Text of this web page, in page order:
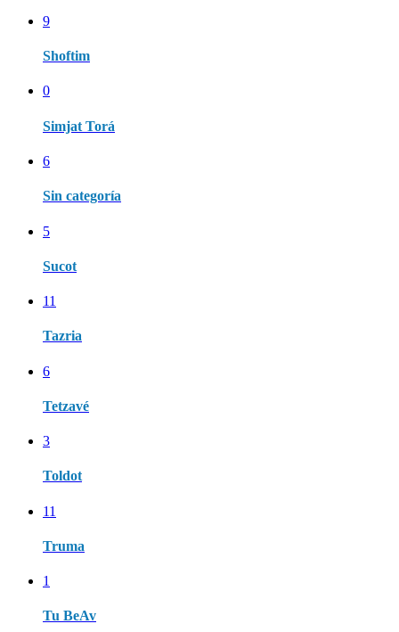
9
Shoftim
0
Simjat Torá
6
Sin categoría
5
Sucot
11
Tazria
6
Tetzavé
3
Toldot
11
Truma
1
Tu BeAv